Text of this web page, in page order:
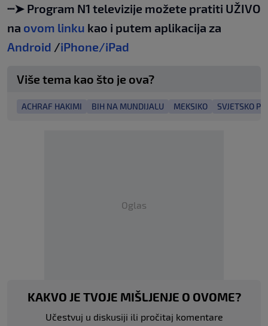
┈➤ Program N1 televizije možete pratiti UŽIVO
na ovom linku kao i putem aplikacija za
Android /iPhone/iPad
Više tema kao što je ova?
ACHRAF HAKIMI BIH NA MUNDIJALU MEKSIKO SVJETSKO
Oglas
KAKVO JE TVOJE MIŠLJENJE O OVOME?
Učestvuj u diskusiji ili pročitaj komentare